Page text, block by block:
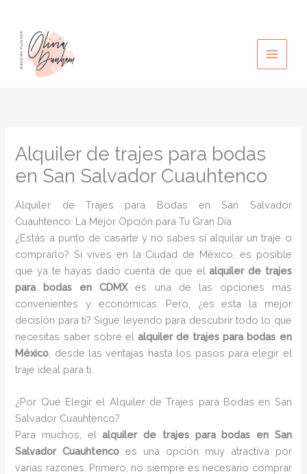
contenido
Alquiler de trajes para bodas
en San Salvador Cuauhtenco
Alquiler de Trajes para Bodas en San Salvador
Cuauhtenco: La Mejor Opción para Tu Gran Día
¿Estás a punto de casarte y no sabes si alquilar un traje o
comprarlo? Si vives en la Ciudad de México, es posible
que ya te hayas dado cuenta de que elalquiler de trajes
para bodas en CDMXes una de las opciones más
convenientes y económicas. Pero, ¿es esta la mejor
decisión para ti? Sigue leyendo para descubrir todo lo que
necesitas saber sobre el alquiler de trajes para bodas en
México , desde las ventajas hasta los pasos para elegir el
traje ideal para ti.
¿Por Qué Elegir el Alquiler de Trajes para Bodas en San
Salvador Cuauhtenco?
Para muchos, elalquiler de trajes para bodas en San
Salvador Cuauhtenco es una opción muy atractiva por
varias razones. Primero, no siempre es necesario comprar